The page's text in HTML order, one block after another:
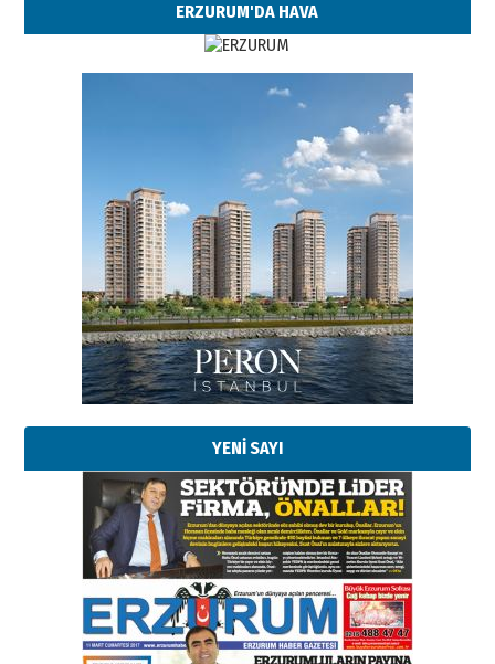
ERZURUM'DA HAVA
YENİ SAYI
Esat BİNDESEN
Başkan Sekmen’den Erzurum’a
bir vizyon proje daha!
02 Ağustos 2026 Pazar
Kadir SABUNCUOĞLU
Erzurumspor’un köşe taşları
29 Haziran 2026 Pazartesi
Kenan GÜLERCİ
Murat Şahsuvaroğlu ERKON’da
çıtayı yukarı taşırken,
yönetimdekiler aşağı
çekmemeli!
17 Şubat 2026 SalıOrhan BOZKURT
Bir fotoğraf, bir şehir, bir
gazeteci… Dizginler kimin
elinde?
31 Mart 2026 Salı